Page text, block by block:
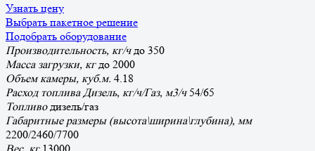
Узнать цену
Выбрать пакетное решение
Подобрать оборудование
Производительность, кг/ч до 350
Масса загрузки, кг до 2000
Объем камеры, куб.м. 4.18
Расход топлива Дизель, кг/ч/Газ, м3/ч 54/65
Топливо дизель/газ
Габаритные размеры (высота\ширина\глубина), мм
2200/2460/7700